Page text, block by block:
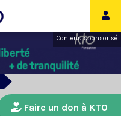
Contenu sponsorisé
Faire un don à KTO